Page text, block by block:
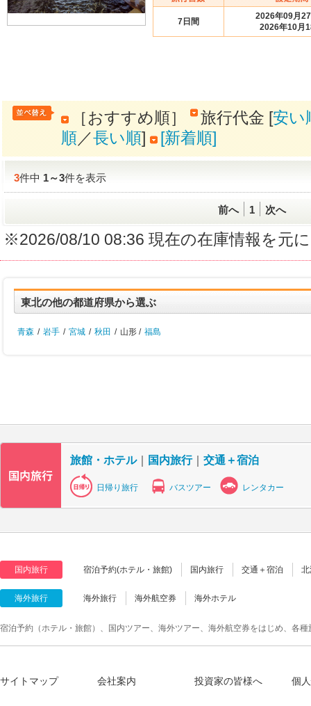
7日間
2026年09月
2026年10月
［おすすめ順］ 旅行代金 [安い
順／長い順] [新着順]
3件中1～3件を表示
前へ 1 次へ
※2026/08/10 08:36 現在の在庫情報を元
東北の他の都道府県から選ぶ
青森 / 岩手 / 宮城 / 秋田 / 山形 / 福島
旅館・ホテル｜ 国内旅行｜ 交通＋宿泊
日帰り旅行 バスツアー レンタカー
国内旅行 宿泊予約(ホテル・旅館) 国内旅行 交通＋宿泊
海外旅行 海外旅行 海外航空券 海外ホテル
宿泊予約（ホテル・旅館）、国内ツアー、海外ツアー、海外航空券をはじめ、各
サイトマップ 会社案内 投資家の皆様へ 個